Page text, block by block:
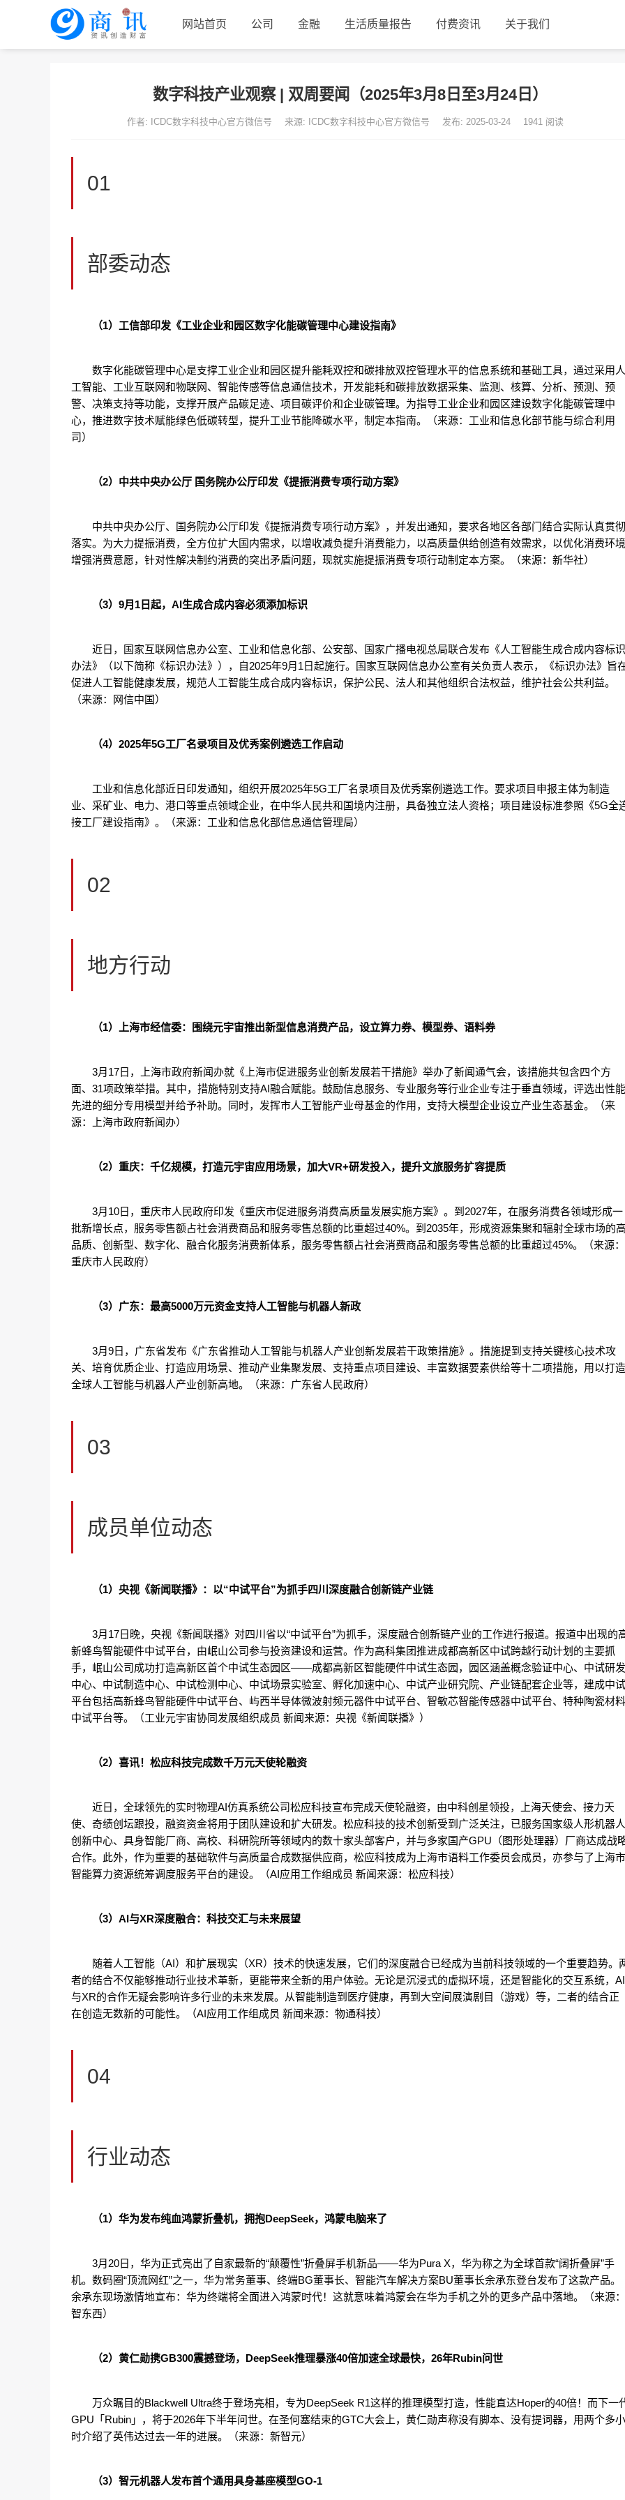
网站首页 公司 金融 生活质量报告 付费资讯 关于我们
数字科技产业观察 | 双周要闻（2025年3月8日至3月24日）
作者: ICDC数字科技中心官方微信号 来源: ICDC数字科技中心官方微信号 发布: 2025-03-24 1941 阅读
01
部委动态
（1）工信部印发《工业企业和园区数字化能碳管理中心建设指南》
数字化能碳管理中心是支撑工业企业和园区提升能耗双控和碳排放双控管理水平的信息系统和基础工具，通过采用人
工智能、工业互联网和物联网、智能传感等信息通信技术，开发能耗和碳排放数据采集、监测、核算、分析、预测、预
警、决策支持等功能，支撑开展产品碳足迹、项目碳评价和企业碳管理。为指导工业企业和园区建设数字化能碳管理中
心，推进数字技术赋能绿色低碳转型，提升工业节能降碳水平，制定本指南。（来源：工业和信息化部节能与综合利用
司）
（2）中共中央办公厅 国务院办公厅印发《提振消费专项行动方案》
中共中央办公厅、国务院办公厅印发《提振消费专项行动方案》，并发出通知，要求各地区各部门结合实际认真贯彻
落实。为大力提振消费，全方位扩大国内需求，以增收减负提升消费能力，以高质量供给创造有效需求，以优化消费环境
增强消费意愿，针对性解决制约消费的突出矛盾问题，现就实施提振消费专项行动制定本方案。（来源：新华社）
（3）9月1日起，AI生成合成内容必须添加标识
近日，国家互联网信息办公室、工业和信息化部、公安部、国家广播电视总局联合发布《人工智能生成合成内容标识
办法》（以下简称《标识办法》），自2025年9月1日起施行。国家互联网信息办公室有关负责人表示，《标识办法》旨
促进人工智能健康发展，规范人工智能生成合成内容标识，保护公民、法人和其他组织合法权益，维护社会公共利益。
（来源：网信中国）
（4）2025年5G工厂名录项目及优秀案例遴选工作启动
工业和信息化部近日印发通知，组织开展2025年5G工厂名录项目及优秀案例遴选工作。要求项目申报主体为制造
业、采矿业、电力、港口等重点领域企业，在中华人民共和国境内注册，具备独立法人资格；项目建设标准参照《5G全
接工厂建设指南》。（来源：工业和信息化部信息通信管理局）
02
地方行动
（1）上海市经信委：围绕元宇宙推出新型信息消费产品，设立算力券、模型券、语料券
3月17日，上海市政府新闻办就《上海市促进服务业创新发展若干措施》举办了新闻通气会，该措施共包含四个方
面、31项政策举措。其中，措施特别支持AI融合赋能。鼓励信息服务、专业服务等行业企业专注于垂直领域，评选出性能
先进的细分专用模型并给予补助。同时，发挥市人工智能产业母基金的作用，支持大模型企业设立产业生态基金。（来
源：上海市政府新闻办）
（2）重庆：千亿规模，打造元宇宙应用场景，加大VR+研发投入，提升文旅服务扩容提质
3月10日，重庆市人民政府印发《重庆市促进服务消费高质量发展实施方案》。到2027年，在服务消费各领域形成一
批新增长点，服务零售额占社会消费商品和服务零售总额的比重超过40%。到2035年，形成资源集聚和辐射全球市场的
品质、创新型、数字化、融合化服务消费新体系，服务零售额占社会消费商品和服务零售总额的比重超过45%。（来源：
重庆市人民政府）
（3）广东：最高5000万元资金支持人工智能与机器人新政
3月9日，广东省发布《广东省推动人工智能与机器人产业创新发展若干政策措施》。措施提到支持关键核心技术攻
关、培育优质企业、打造应用场景、推动产业集聚发展、支持重点项目建设、丰富数据要素供给等十二项措施，用以打造
全球人工智能与机器人产业创新高地。（来源：广东省人民政府）
03
成员单位动态
（1）央视《新闻联播》：以“中试平台”为抓手四川深度融合创新链产业链
3月17日晚，央视《新闻联播》对四川省以“中试平台”为抓手，深度融合创新链产业的工作进行报道。报道中出现的
新蜂鸟智能硬件中试平台，由岷山公司参与投资建设和运营。作为高科集团推进成都高新区中试跨越行动计划的主要抓
手，岷山公司成功打造高新区首个中试生态园区——成都高新区智能硬件中试生态园，园区涵盖概念验证中心、中试研发
中心、中试制造中心、中试检测中心、中试场景实验室、孵化加速中心、中试产业研究院、产业链配套企业等，建成中试
平台包括高新蜂鸟智能硬件中试平台、屿西半导体微波射频元器件中试平台、智敏芯智能传感器中试平台、特种陶瓷材料
中试平台等。（工业元宇宙协同发展组织成员 新闻来源：央视《新闻联播》）
（2）喜讯！松应科技完成数千万元天使轮融资
近日，全球领先的实时物理AI仿真系统公司松应科技宣布完成天使轮融资，由中科创星领投，上海天使会、接力天
使、奇绩创坛跟投，融资资金将用于团队建设和扩大研发。松应科技的技术创新受到广泛关注，已服务国家级人形机器人
创新中心、具身智能厂商、高校、科研院所等领域内的数十家头部客户，并与多家国产GPU（图形处理器）厂商达成战
合作。此外，作为重要的基础软件与高质量合成数据供应商，松应科技成为上海市语料工作委员会成员，亦参与了上海市
智能算力资源统筹调度服务平台的建设。（AI应用工作组成员 新闻来源：松应科技）
（3）AI与XR深度融合：科技交汇与未来展望
随着人工智能（AI）和扩展现实（XR）技术的快速发展，它们的深度融合已经成为当前科技领域的一个重要趋势。
者的结合不仅能够推动行业技术革新，更能带来全新的用户体验。无论是沉浸式的虚拟环境，还是智能化的交互系统，AI
与XR的合作无疑会影响许多行业的未来发展。从智能制造到医疗健康，再到大空间展演剧目（游戏）等，二者的结合正
在创造无数新的可能性。（AI应用工作组成员 新闻来源：物通科技）
04
行业动态
（1）华为发布纯血鸿蒙折叠机，拥抱DeepSeek，鸿蒙电脑来了
3月20日，华为正式亮出了自家最新的“颠覆性”折叠屏手机新品——华为Pura X，华为称之为全球首款“阔折叠屏”手
机。数码圈“顶流网红”之一，华为常务董事、终端BG董事长、智能汽车解决方案BU董事长余承东登台发布了这款产品。
余承东现场激情地宣布：华为终端将全面进入鸿蒙时代！这就意味着鸿蒙会在华为手机之外的更多产品中落地。（来源：
智东西）
（2）黄仁勋携GB300震撼登场，DeepSeek推理暴涨40倍加速全球最快，26年Rubin问世
万众瞩目的Blackwell Ultra终于登场亮相，专为DeepSeek R1这样的推理模型打造，性能直达Hoper的40倍！而下一
GPU「Rubin」，将于2026年下半年问世。在圣何塞结束的GTC大会上，黄仁勋声称没有脚本、没有提词器，用两个多小
时介绍了英伟达过去一年的进展。（来源：新智元）
（3）智元机器人发布首个通用具身基座模型GO-1